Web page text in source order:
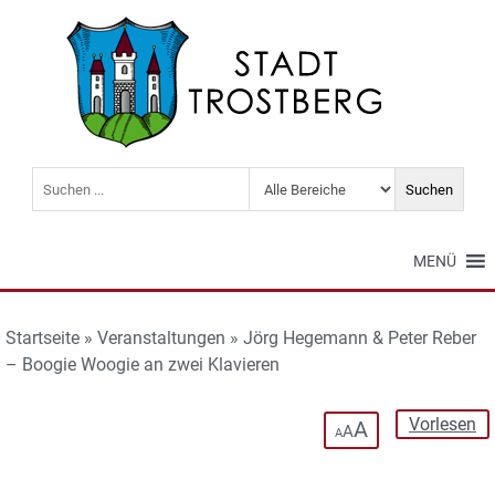
MENÜ
Startseite » Veranstaltungen » Jörg Hegemann & Peter Reber
– Boogie Woogie an zwei Klavieren
Vorlesen
AAA